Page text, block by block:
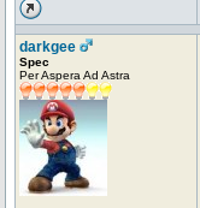
darkgee
Spec
Per Aspera Ad Astra